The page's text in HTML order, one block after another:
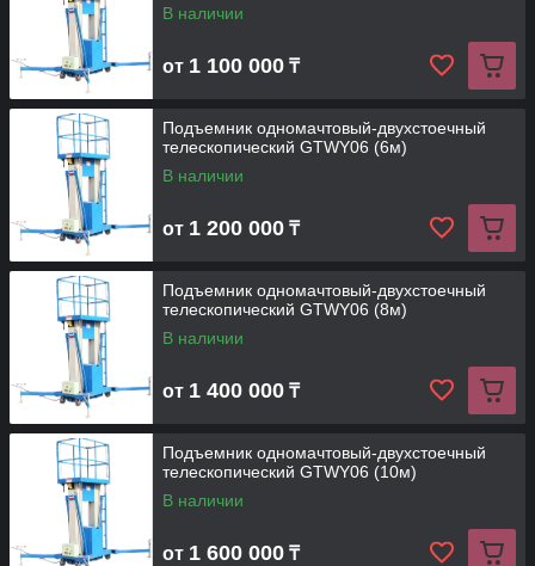
В наличии
от 1 100 000 ₸
Подъемник одномачтовый-двухстоечный
телескопический GTWY06 (6м)
В наличии
от 1 200 000 ₸
Подъемник одномачтовый-двухстоечный
телескопический GTWY06 (8м)
В наличии
от 1 400 000 ₸
Подъемник одномачтовый-двухстоечный
телескопический GTWY06 (10м)
В наличии
от 1 600 000 ₸